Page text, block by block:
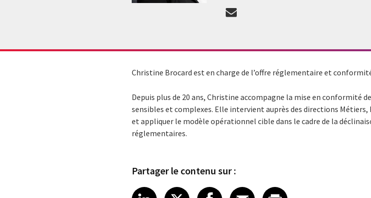
Christine Brocard est en charge de l’offre réglementaire et
Depuis plus de 20 ans, Christine accompagne la mise en conformité
sensibles et complexes. Elle intervient auprès des directions
et appliquer le modèle opérationnel cible dans le cadre de la
réglementaires.
Partager le contenu sur :